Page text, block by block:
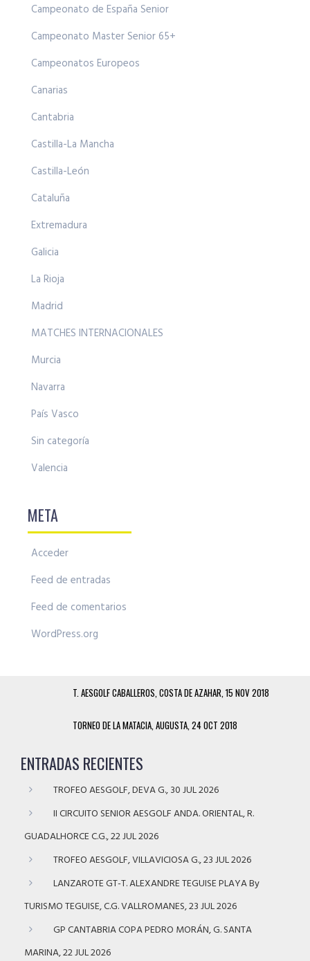
Campeonato de España Senior
Campeonato Master Senior 65+
Campeonatos Europeos
Canarias
Cantabria
Castilla-La Mancha
Castilla-León
Cataluña
Extremadura
Galicia
La Rioja
Madrid
MATCHES INTERNACIONALES
Murcia
Navarra
País Vasco
Sin categoría
Valencia
META
Acceder
Feed de entradas
Feed de comentarios
WordPress.org
T. AESGOLF CABALLEROS, COSTA DE AZAHAR, 15 NOV 2018
TORNEO DE LA MATACIA, AUGUSTA, 24 OCT 2018
ENTRADAS RECIENTES
TROFEO AESGOLF, DEVA G., 30 JUL 2026
II CIRCUITO SENIOR AESGOLF ANDA. ORIENTAL, R.
GUADALHORCE C.G., 22 JUL 2026
TROFEO AESGOLF, VILLAVICIOSA G., 23 JUL 2026
LANZAROTE GT-T. ALEXANDRE TEGUISE PLAYA By
TURISMO TEGUISE, C.G. VALLROMANES, 23 JUL 2026
GP CANTABRIA COPA PEDRO MORÁN, G. SANTA
MARINA, 22 JUL 2026